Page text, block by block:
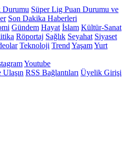
Durumu Süper Lig Puan Durumu ve
Son Dakika Haberleri
Gündem Hayat İslam Kültür-Sanat
Röportaj Sağlık Seyahat Siyaset
Teknoloji Trend YaşamYurt
Youtube
Ulaşın RSS Bağlantıları Üyelik Girişi